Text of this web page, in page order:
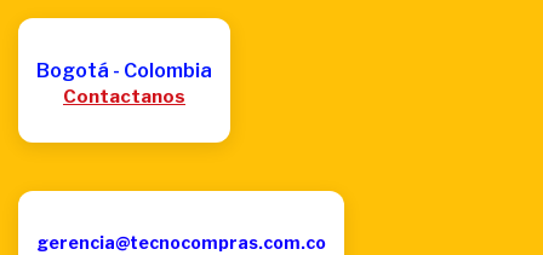
Bogotá - Colombia
Contactanos
gerencia@tecnocompras.com.co